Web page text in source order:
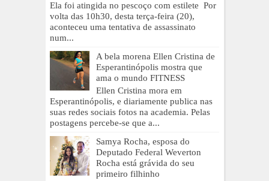
Ela foi atingida no pescoço com estilete Por
volta das 10h30, desta terça-feira (20),
aconteceu uma tentativa de assassinato
num...
A bela morena Ellen Cristina de
Esperantinópolis mostra que
ama o mundo FITNESS
Ellen Cristina mora em
Esperantinópolis, e diariamente publica nas
suas redes sociais fotos na academia. Pelas
postagens percebe-se que a...
Samya Rocha, esposa do
Deputado Federal Weverton
Rocha está grávida do seu
primeiro filhinho